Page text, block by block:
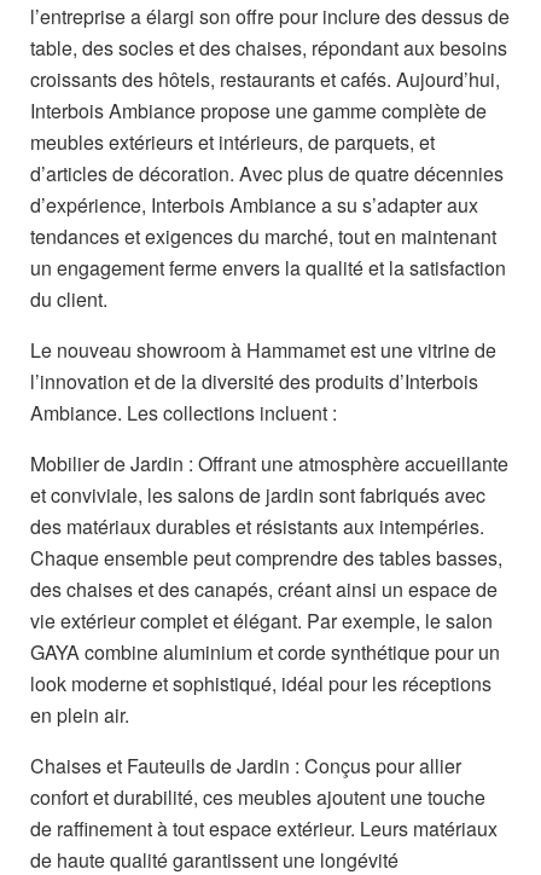
l’entreprise a élargi son offre pour inclure des dessus de
table, des socles et des chaises, répondant aux besoins
croissants des hôtels, restaurants et cafés. Aujourd’hui,
Interbois Ambiance propose une gamme complète de
meubles extérieurs et intérieurs, de parquets, et
d’articles de décoration. Avec plus de quatre décennies
d’expérience, Interbois Ambiance a su s’adapter aux
tendances et exigences du marché, tout en maintenant
un engagement ferme envers la qualité et la satisfaction
du client.
Le nouveau showroom à Hammamet est une vitrine de
l’innovation et de la diversité des produits d’Interbois
Ambiance. Les collections incluent :
Mobilier de Jardin : Offrant une atmosphère accueillante
et conviviale, les salons de jardin sont fabriqués avec
des matériaux durables et résistants aux intempéries.
Chaque ensemble peut comprendre des tables basses,
des chaises et des canapés, créant ainsi un espace de
vie extérieur complet et élégant. Par exemple, le salon
GAYA combine aluminium et corde synthétique pour un
look moderne et sophistiqué, idéal pour les réceptions
en plein air.
Chaises et Fauteuils de Jardin : Conçus pour allier
confort et durabilité, ces meubles ajoutent une touche
de raffinement à tout espace extérieur. Leurs matériaux
de haute qualité garantissent une longévité